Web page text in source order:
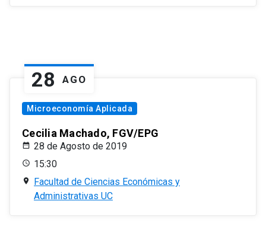
28 AGO
Microeconomía Aplicada
Cecilia Machado, FGV/EPG
28 de Agosto de 2019
15:30
Facultad de Ciencias Económicas y
Administrativas UC